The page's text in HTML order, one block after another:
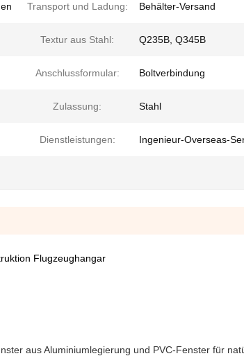
Transport und Ladung: Behälter-Versand
Textur aus Stahl: Q235B, Q345B
Anschlussformular: Boltverbindung
Zulassung: Stahl
Dienstleistungen: Ingenieur-Overseas-
Flugzeughangar
aus Aluminiumlegierung und PVC-Fenster für